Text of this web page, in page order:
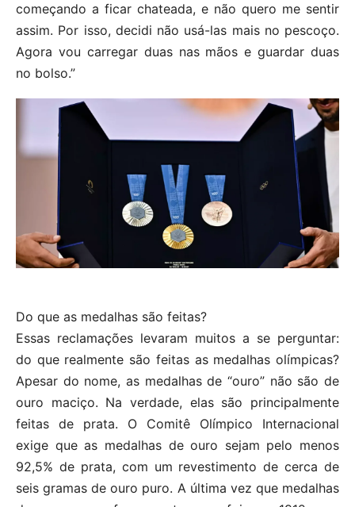
começando a ficar chateada, e não quero me sentir
assim. Por isso, decidi não usá-las mais no pescoço.
Agora vou carregar duas nas mãos e guardar duas
no bolso.”
Do que as medalhas são feitas?
Essas reclamações levaram muitos a se perguntar:
do que realmente são feitas as medalhas olímpicas?
Apesar do nome, as medalhas de “ouro” não são de
ouro maciço. Na verdade, elas são principalmente
feitas de prata. O Comitê Olímpico Internacional
exige que as medalhas de ouro sejam pelo menos
92,5% de prata, com um revestimento de cerca de
seis gramas de ouro puro. A última vez que medalhas